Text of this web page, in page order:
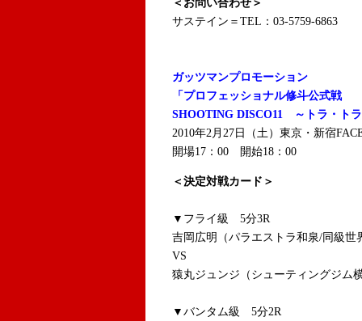
＜お問い合わせ＞
サステイン＝TEL：03-5759-6863
ガッツマンプロモーション
「プロフェッショナル修斗公式戦
SHOOTING DISCO11 ～トラ・ト
2010年2月27日（土）東京・新宿
開場17：00 開始18：00
＜決定対戦カード＞
▼フライ級 5分3R
吉岡広明（パラエストラ和泉/同級世
VS
猿丸ジュンジ（シューティングジム
▼バンタム級 5分2R